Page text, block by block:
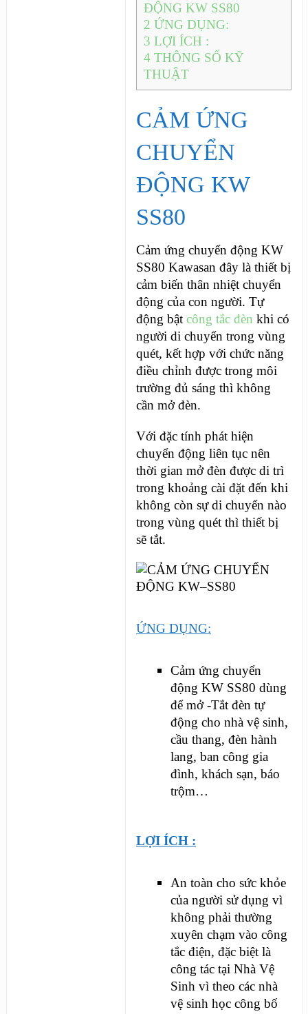
ĐỘNG KW SS80
2 ỨNG DỤNG:
3 LỢI ÍCH :
4 THÔNG SỐ KỸ
THUẬT
CẢM ỨNG
CHUYỂN
ĐỘNG KW
SS80
Cảm ứng chuyển động KW
SS80 Kawasan đây là thiết bị
cảm biến thân nhiệt chuyển
động của con người. Tự
động bậtcông tắc đèn khi có
người di chuyển trong vùng
quét, kết hợp với chức năng
điều chỉnh được trong môi
trường đủ sáng thì không
cần mở đèn.
Với đặc tính phát hiện
chuyển động liên tục nên
thời gian mở đèn được di trì
trong khoảng cài đặt đến khi
không còn sự di chuyển nào
trong vùng quét thì thiết bị
sẽ tắt.
ỨNG DỤNG:
Cảm ứng chuyển
động KW SS80 dùng
để mở -Tắt đèn tự
động cho nhà vệ sinh,
cầu thang, đèn hành
lang, ban công gia
đình, khách sạn, báo
trộm…
LỢI ÍCH :
An toàn cho sức khỏe
của người sử dụng vì
không phải thường
xuyên chạm vào công
tắc điện, đặc biệt là
công tác tại Nhà Vệ
Sinh vì theo các nhà
vệ sinh học công bố